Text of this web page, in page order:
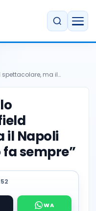
spettacolare, ma il…
il Napoli
sempre”